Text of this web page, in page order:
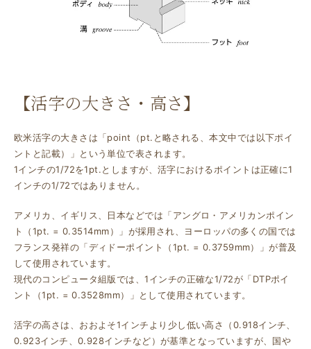
【活字の大きさ・高さ】
欧米活字の大きさは「point（pt.と略される、本文中では以下ポイ
ントと記載）」という単位で表されます。
1インチの1/72を1pt.としますが、活字におけるポイントは正確に1
インチの1/72ではありません。
アメリカ、イギリス、日本などでは「アングロ・アメリカンポイン
ト（1pt. = 0.3514mm）」が採用され、ヨーロッパの多くの国では
フランス発祥の「ディドーポイント（1pt. = 0.3759mm）」が普及
して使用されています。
現代のコンピュータ組版では、1インチの正確な1/72が「DTPポイ
ント（1pt. = 0.3528mm）」として使用されています。
活字の高さは、おおよそ1インチより少し低い高さ（0.918インチ、
0.923インチ、0.928インチなど）が基準となっていますが、国や